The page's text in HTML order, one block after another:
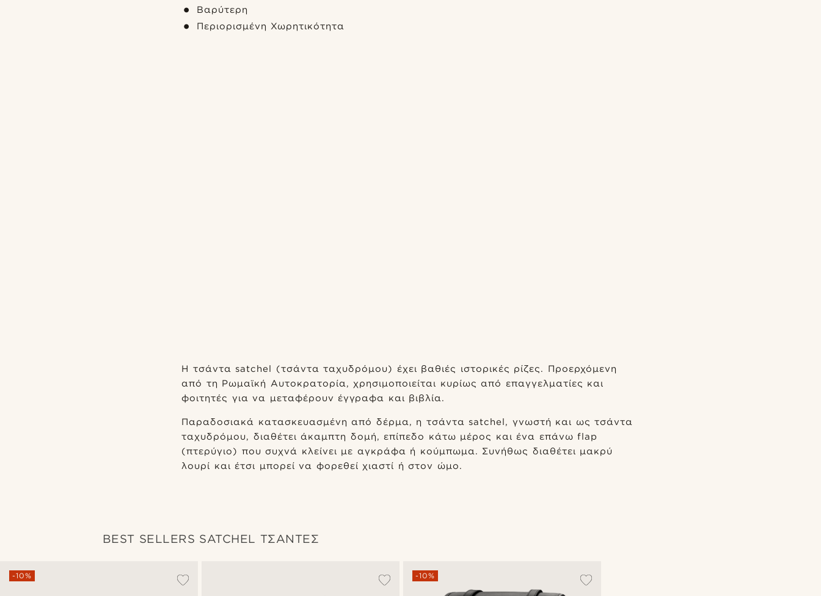
Βαρύτερη
Περιορισμένη Χωρητικότητα
Η τσάντα satchel (τσάντα ταχυδρόμου) έχει βαθιές ιστορικές ρίζες. Προερχόμενη
από τη Ρωμαϊκή Αυτοκρατορία, χρησιμοποιείται κυρίως από επαγγελματίες και
φοιτητές για να μεταφέρουν έγγραφα και βιβλία.
Παραδοσιακά κατασκευασμένη από δέρμα, η τσάντα satchel, γνωστή και ως τσάντα
ταχυδρόμου, διαθέτει άκαμπτη δομή, επίπεδο κάτω μέρος και ένα επάνω flap
(πτερύγιο) που συχνά κλείνει με αγκράφα ή κούμπωμα. Συνήθως διαθέτει μακρύ
λουρί και έτσι μπορεί να φορεθεί χιαστί ή στον ώμο.
BEST SELLERS SATCHEL ΤΣΑΝΤΕΣ
-10% -10%